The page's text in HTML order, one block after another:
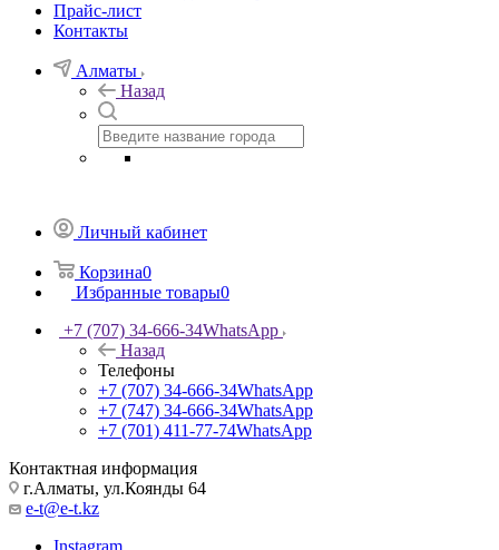
Прайс-лист
Контакты
Алматы
Назад
Личный кабинет
Корзина0
Избранные товары0
+7 (707) 34-666-34WhatsApp
Назад
Телефоны
+7 (707) 34-666-34WhatsApp
+7 (747) 34-666-34WhatsApp
+7 (701) 411-77-74WhatsApp
Контактная информация
г.Алматы, ул.Коянды 64
e-t@e-t.kz
Instagram